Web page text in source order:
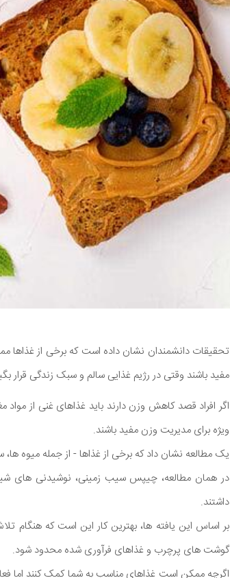
تحقیقات دانشمندان نشان داده است که برخی از غذاها
مفید باشند وقتی در رژیم غذایی سالم و سبک زندگی قرار
اگر افراد قصد کاهش وزن دارند باید غذاهای غنی از مواد
ویژه برای مدیریت وزن مفید باشند.
یک مطالعه نشان داد که برخی از غذاها - از جمله میوه
در همان مطالعه، چیپس سیب زمینی، نوشیدنی های
داشتند.
بر اساس این یافته ها، بهترین کار این است که هنگام
گوشت های پرچرب و غذاهای فرآوری شده محدود شود.
اگرچه ممکن است غذاهای مناسب به شما کمک کنند اما